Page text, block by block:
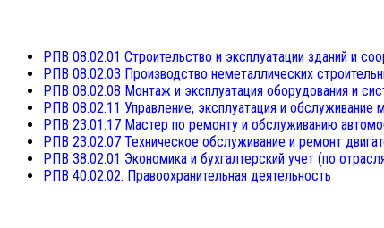
РПВ 08.02.01 Строительство и эксплуатации зданий и
РПВ 08.02.03 Производство неметаллических
РПВ 08.02.08 Монтаж и эксплуатация оборудования и
РПВ 08.02.11 Управление, эксплуатация и обслуживание
РПВ 23.01.17 Мастер по ремонту и обслуживанию
РПВ 23.02.07 Техническое обслуживание и ремонт
РПВ 38.02.01 Экономика и бухгалтерский учет (по
РПВ 40.02.02. Правоохранительная деятельность